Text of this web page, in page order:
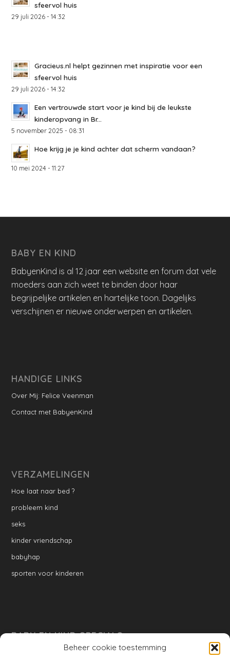
Beheer cookie toestemming
sfeervol huis
29 juli 2026 - 14:32
Gracieus.nl helpt gezinnen met inspiratie voor een
sfeervol huis
29 juli 2026 - 14:32
Een vertrouwde start voor je kind bij de leukste
kinderopvang in Br...
5 november 2025 - 08:31
Hoe krijg je je kind achter dat scherm vandaan?
10 mei 2024 - 11:27
BABY EN KIND
BabyenKind is al 12 jaar een website en forum dat vele
moeders aan zich weet te binden door haar
begrijpelijke artikelen en hartelijke toon. Dagelijks
verschijnen er nieuwe onderwerpen en artikelen.
HANDIGE LINKS
Over Mij: Felice Veenman
Contact met BabyenKind
VERZAMELINGEN
Hoe laat naar bed ?
probleem kind
seks
kinder vriendschap
babyhap
sporten voor kinderen
BABY EN KIND SPECIALS